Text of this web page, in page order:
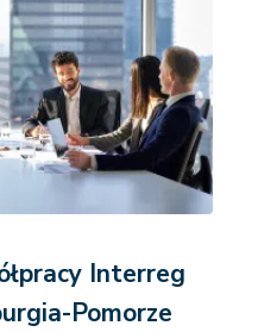
Interreg
Pomorze